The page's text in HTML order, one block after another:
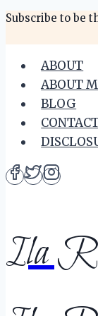
Skip
content
Subscribe to be
ABOUT
ABOUT
BLOG
Ila